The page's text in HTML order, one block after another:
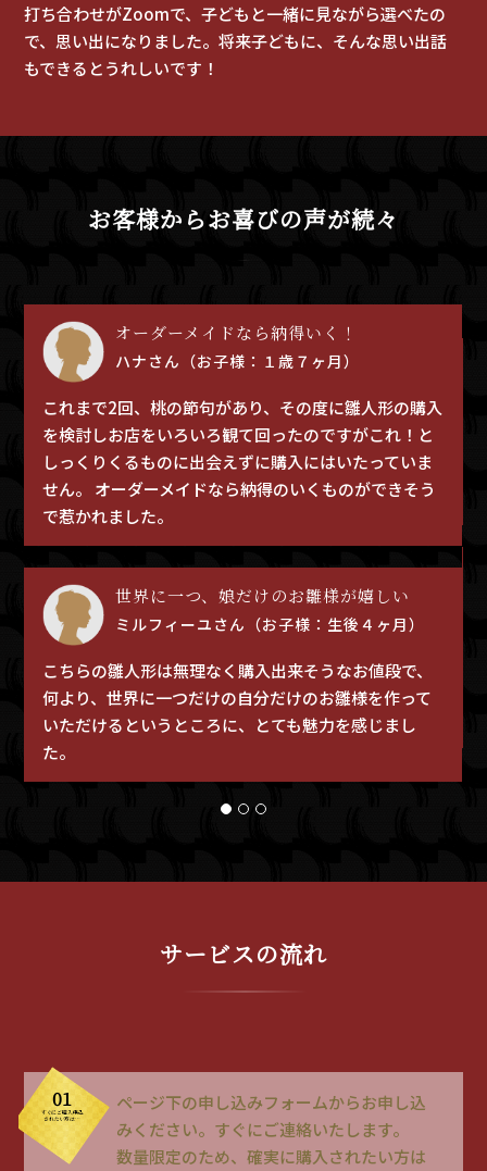
打ち合わせがZoomで、子どもと一緒に見ながら選べたの
で、思い出になりました。将来子どもに、そんな思い出話
もできるとうれしいです！
お客様からお喜びの声が続々
オーダーメイドなら納得いく！
ハナさん（お子様：１歳７ヶ月）
これまで2回、桃の節句があり、その度に雛人形の購入
を検討しお店をいろいろ観て回ったのですがこれ！と
しっくりくるものに出会えずに購入にはいたっていま
せん。 オーダーメイドなら納得のいくものができそう
で惹かれました。
世界に一つ、娘だけのお雛様が嬉しい
ミルフィーユさん（お子様：生後４ヶ月）
こちらの雛人形は無理なく購入出来そうなお値段で、
何より、世界に一つだけの自分だけのお雛様を作って
いただけるというところに、とても魅力を感じまし
た。
1 2 3
サービスの流れ
01
すぐにご購入申込
されたい方は…
ページ下の申し込みフォームからお申し込
みください。すぐにご連絡いたします。
数量限定のため、確実に購入されたい方は